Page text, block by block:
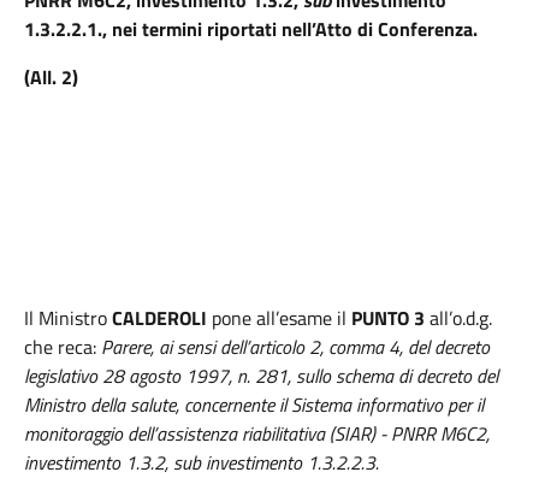
1.3.2.2.1., nei termini riportati nell’Atto di Conferenza.
(All. 2)
Il MinistroCALDEROLI pone all’esame il PUNTO 3 all’o.d.g.
che reca: Parere, ai sensi dell’articolo 2, comma 4, del decreto
legislativo 28 agosto 1997, n. 281, sullo schema di decreto del
Ministro della salute, concernente il Sistema informativo per il
monitoraggio dell’assistenza riabilitativa (SIAR) - PNRR M6C2,
investimento 1.3.2, sub investimento 1.3.2.2.3.